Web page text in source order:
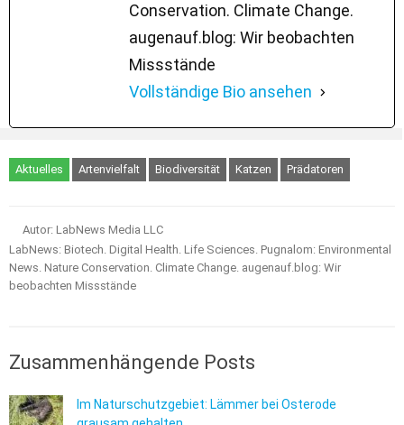
Conservation. Climate Change.
augenauf.blog: Wir beobachten
Missstände
Vollständige Bio ansehen
Aktuelles Artenvielfalt Biodiversität Katzen Prädatoren
Autor: LabNews Media LLC
LabNews: Biotech. Digital Health. Life Sciences. Pugnalom: Environmental
News. Nature Conservation. Climate Change. augenauf.blog: Wir
beobachten Missstände
Zusammenhängende Posts
Im Naturschutzgebiet: Lämmer bei Osterode